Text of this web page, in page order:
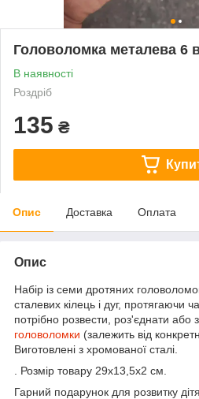
Головоломка металева 6
В наявності
Роздріб
135 ₴
Опис Доставка Оплата
Опис
Набір із семи дротяних
сталевих кілець і дуг, протягаючи
потрібно розвести, роз'єднати або
головоломки (залежить від
Виготовлені з хромованої сталі.
. Розмір товару 29х13,5х2 см.
Гарний подарунок для розвитку